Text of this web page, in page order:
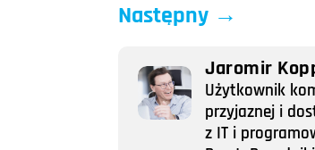
Następny →
Jaromir
Użytkownik
przyjaznej i
z IT i